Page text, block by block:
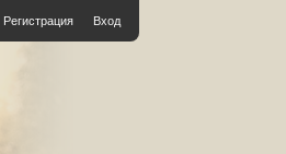
Регистрация Вход